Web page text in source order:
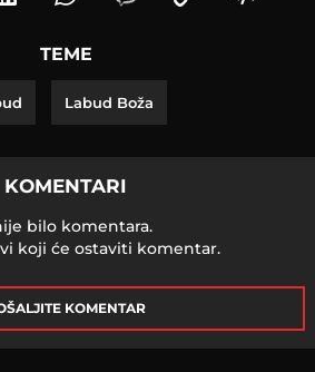
TEME
Labud Boža
KOMENTARI
bilo komentara.
koji će ostaviti komentar.
KOMENTAR